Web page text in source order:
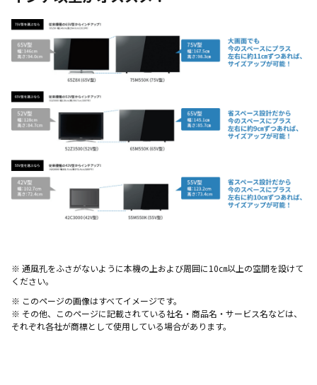
※ 通風孔をふさがないように本機の上および周囲に10㎝以上の空間を設けて
ください。
※ このページの画像はすべてイメージです。
※ その他、このページに記載されている社名・商品名・サービス名などは、
それぞれ各社が商標として使用している場合があります。